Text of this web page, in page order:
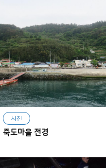
사진
죽도마을 전경